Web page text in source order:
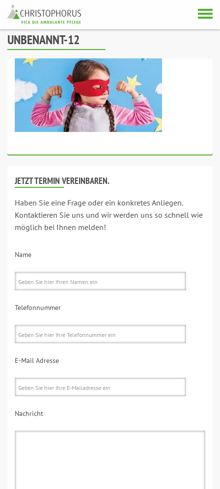
Skip to content
UNBENANNT-12
JETZT TERMIN VEREINBAREN.
Haben Sie eine Frage oder ein konkretes Anliegen.
Kontaktieren Sie uns und wir werden uns so schnell wie
möglich bei Ihnen melden!
Name
Telefonnummer
E-Mail Adresse
Nachricht